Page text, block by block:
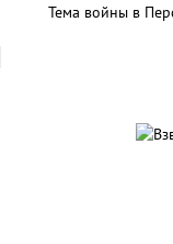
Тема войны в